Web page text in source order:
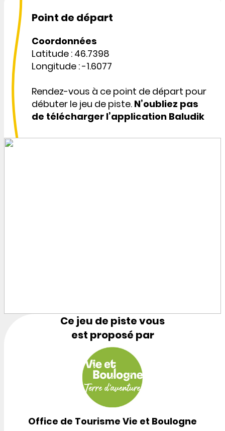
Point de départ
Coordonnées
Latitude : 46.7398
Longitude : -1.6077
Rendez-vous à ce point de départ pour
débuter le jeu de piste. N’oubliez pas
de télécharger l’application Baludik
Ce jeu de piste vous
est proposé par
Office de Tourisme Vie et Boulogne